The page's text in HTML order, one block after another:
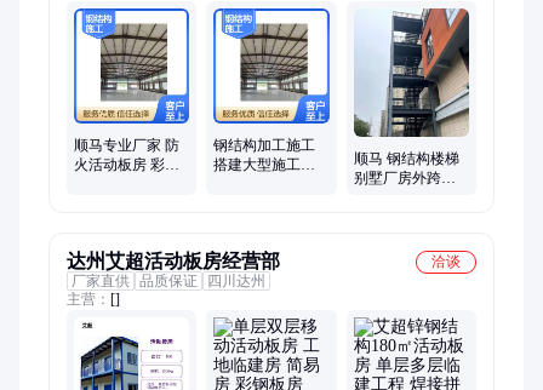
顺马专业厂家 防
火活动板房 彩钢
钢结构加工施工
搭建大型施工企
顺马 钢结构楼梯
别墅厂房外跨楼
达州艾超活动板房经营部
洽谈
厂家直供 品质保证
四川达州
主营： []